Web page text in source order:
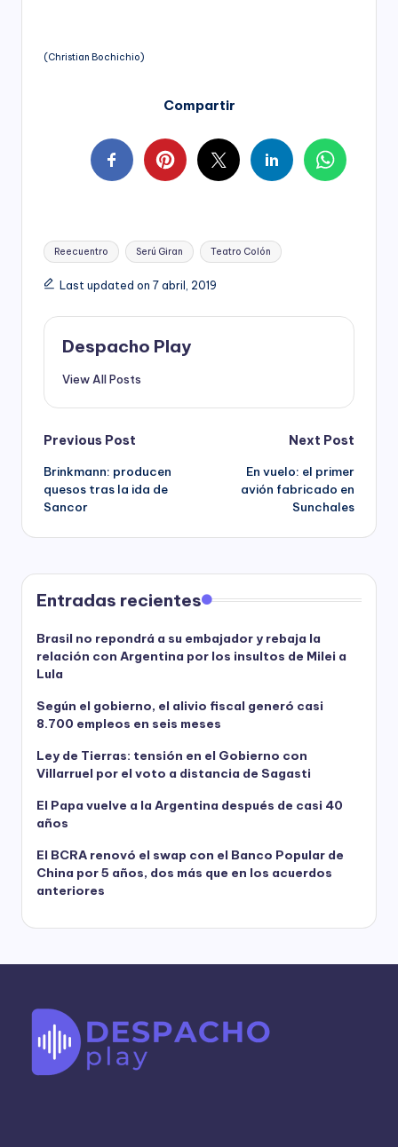
(Christian Bochichio)
Compartir
Tags:
Reecuentro Serú Giran Teatro Colón
Last updated on 7 abril, 2019
Despacho Play
View All Posts
Post
navigation
Previous Post
Brinkmann: producen
quesos tras la ida de
Sancor
Next Post
En vuelo: el primer
avión fabricado en
Sunchales
Entradas recientes
Brasil no repondrá a su embajador y rebaja la
relación con Argentina por los insultos de Milei a
Lula
Según el gobierno, el alivio fiscal generó casi
8.700 empleos en seis meses
Ley de Tierras: tensión en el Gobierno con
Villarruel por el voto a distancia de Sagasti
El Papa vuelve a la Argentina después de casi 40
años
El BCRA renovó el swap con el Banco Popular de
China por 5 años, dos más que en los acuerdos
anteriores